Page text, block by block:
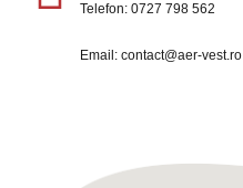
Telefon:0727 798 562
Email:contact@aer-vest.ro